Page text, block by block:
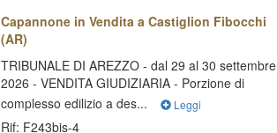
Capannone in Vendita a Castiglion Fibocchi
(AR)
TRIBUNALE DI AREZZO - dal 29 al 30 settembre
2026 - VENDITA GIUDIZIARIA - Porzione di
complesso edilizio a des...
Leggi
Rif: F243bis-4